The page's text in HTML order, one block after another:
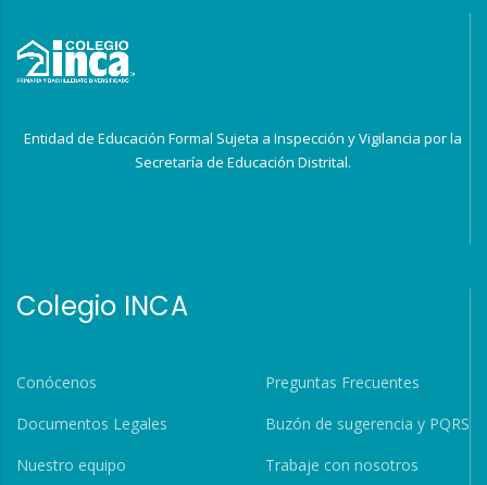
Entidad de Educación Formal Sujeta a Inspección y Vigilancia por la
Secretaría de Educación Distrital.
Colegio INCA
Conócenos
Preguntas Frecuentes
Documentos Legales
Buzón de sugerencia y PQRS
Nuestro equipo
Trabaje con nosotros